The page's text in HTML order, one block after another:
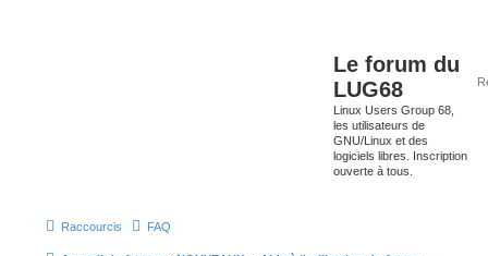
Le forum du
LUG68
Linux Users Group 68,
les utilisateurs de
GNU/Linux et des
logiciels libres. Inscription
ouverte à tous.
Raccourcis FAQ